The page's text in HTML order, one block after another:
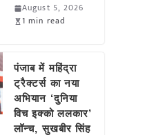
August 5, 2026
1 min read
पंजाब में महिंद्रा
ट्रैक्टर्स का नया
अभियान ‘दुनिया
विच इक्को ललकार’
लॉन्च, सुखबीर सिंह